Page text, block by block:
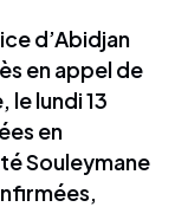
d’Abidjan
en appel de
le lundi 13
en
Souleymane